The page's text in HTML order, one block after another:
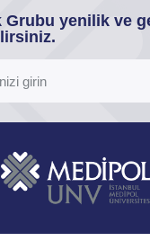
Grubu yenilik ve